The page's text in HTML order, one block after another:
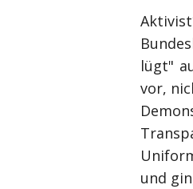
lügt"
vor,
und